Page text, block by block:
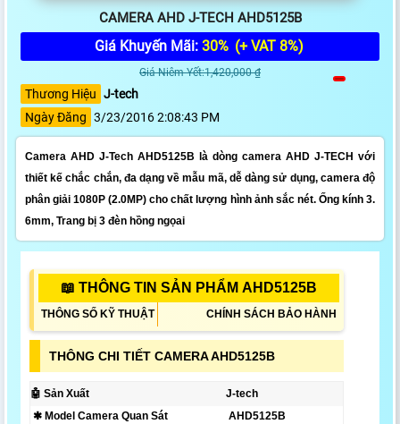
CAMERA AHD J-TECH AHD5125B
Giá Khuyến Mãi: 30% (+ VAT 8%)
Giá Niêm Yết:1,420,000 ₫
Thương Hiệu J-tech
Ngày Đăng 3/23/2016 2:08:43 PM
Camera AHD J-Tech AHD5125B là dòng camera AHD J-TECH với
thiết kế chắc chắn, đa dạng về mẫu mã, dễ dàng sử dụng, camera độ
phân giải 1080P (2.0MP) cho chất lượng hình ảnh sắc nét. Ống kính 3.
6mm, Trang bị 3 đèn hồng ngọai
📖 THÔNG TIN SẢN PHẨM AHD5125B
THÔNG SỐ KỸ THUẬT CHÍNH SÁCH BẢO HÀNH
THÔNG CHI TIẾT CAMERA AHD5125B
🤖️ Sản Xuất
J-tech
✱ Model Camera Quan Sát
AHD5125B